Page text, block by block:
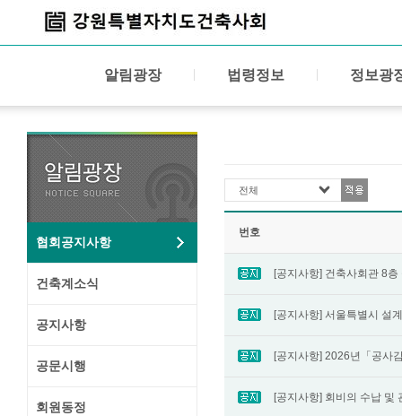
알림광장 법령정보 정보광
협회공지사항
건축계소식
공지사항
공문시행
회원동정
전체
번호
[공지사항] 회비의 수납 및